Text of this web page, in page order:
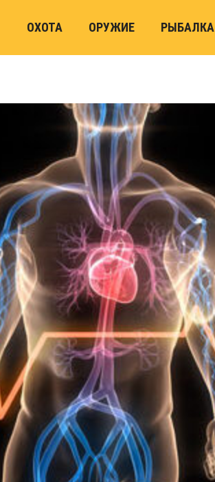
ОХОТА ОРУЖИЕ РЫБАЛКА